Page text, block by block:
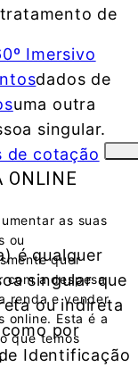
Imersivo
de cotação
ONLINE
as suas
ou
quer
com a despesa
renda e vender
online. Esta é a
que temos
tratamento de
dados de
uma outra
singular.
é qualquer
singular que
ou indireta
por
Identificação